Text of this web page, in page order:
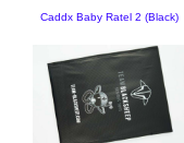
Caddx Baby Ratel 2 (Black)